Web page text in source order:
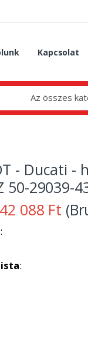
Kapcsolat
Az összes
- Ducati -
50-29039-
42 088 Ft
:
: